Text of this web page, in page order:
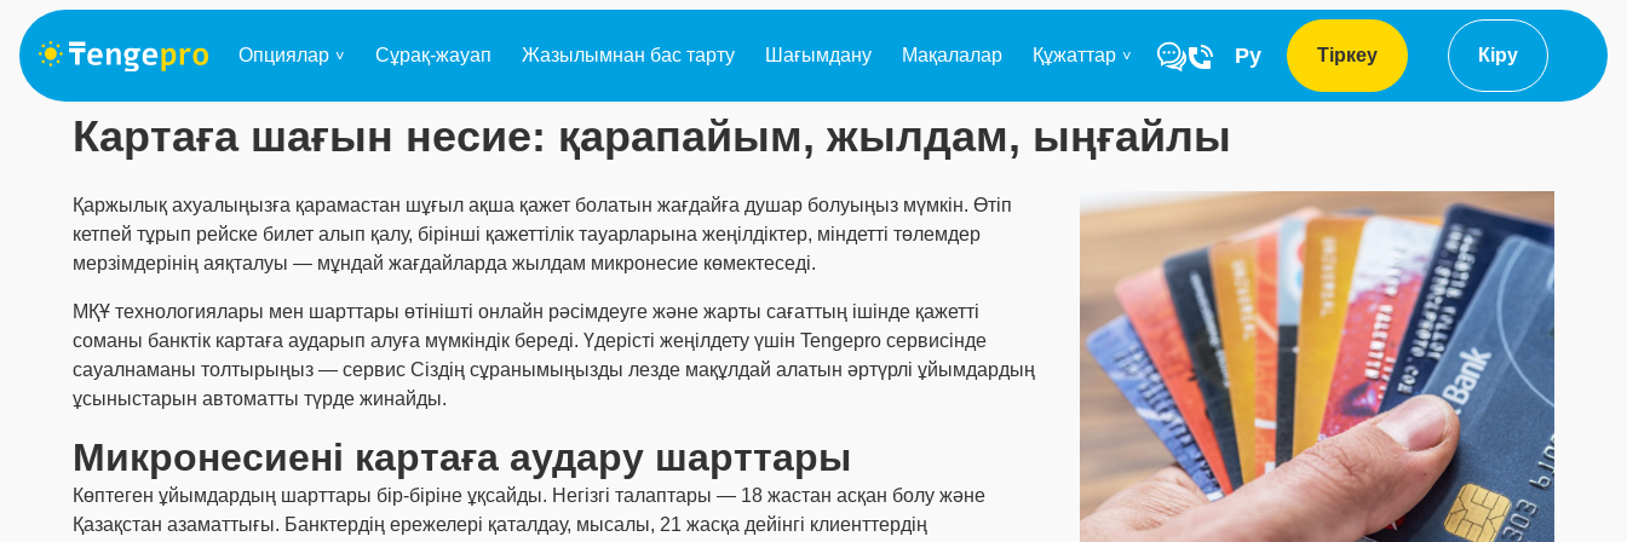
Опциялар Сұрақ-жауап Жазылымнан бас тарту Шағымдану Мақалалар Құжаттар Ру Тіркеу Кіру
Картаға шағын несие: қарапайым, жылдам, ыңғайлы
Қаржылық ахуалыңызға қарамастан шұғыл ақша қажет болатын жағдайға душар болуыңыз мүмкін. Өтіп
кетпей тұрып рейске билет алып қалу, бірінші қажеттілік тауарларына жеңілдіктер, міндетті төлемдер
мерзімдерінің аяқталуы — мұндай жағдайларда жылдам микронесие көмектеседі.
МҚҰ технологиялары мен шарттары өтінішті онлайн рәсімдеуге және жарты сағаттың ішінде қажетті
соманы банктік картаға аударып алуға мүмкіндік береді. Үдерісті жеңілдету үшін Tengepro сервисінде
сауалнаманы толтырыңыз — сервис Сіздің сұранымыңызды лезде мақұлдай алатын әртүрлі ұйымдардың
ұсыныстарын автоматты түрде жинайды.
Микронесиені картаға аудару шарттары
Көптеген ұйымдардың шарттары бір-біріне ұқсайды. Негізгі талаптары — 18 жастан асқан болу және
Қазақстан азаматтығы. Банктердің ережелері қаталдау, мысалы, 21 жасқа дейінгі клиенттердің